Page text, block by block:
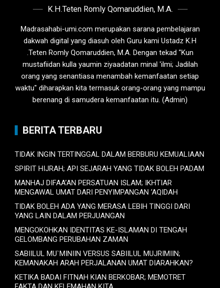
K.H.Teten Romly Qomaruddien, M.A.
Madrasahabi-umi.com merupakan sarana pembelajaran
dakwah digital yang diasuh oleh Guru kami Ustadz K.H
.Teten Romly Qomaruddien, M.A. Dengan tekad "Kun
mustafiidan kulla yaumin ziyaadatan minal 'ilmi; Jadilah
orang yang senantiasa menambah kemanfaatan setiap
waktu" diharapkan kita termasuk orang-orang yang mampu
berenang di samudera kemanfaatan itu. (Admin)
BERITA TERBARU
TIDAK INGIN TERTINGGAL DALAM BERBURU KEMUALIAAN
SPIRIT HIJRAH; API SEJARAH YANG TIDAK BOLEH PADAM
MANHAJ DIFAA’AN PERSATUAN ISLAM; IKHTIAR
MENGAWAL UMAT DARI PENYIMPANGAN ‘AQIDAH
TIDAK BOLEH ADA YANG MERASA LEBIH TINGGI DARI
YANG LAIN DALAM PERJUANGAN
MENGOKOHKAN IDENTITAS KE-ISLAMAN DI TENGAH
GELOMBANG PERUBAHAN ZAMAN
SABIILUL MU`MINIIN VERSUS SABIILUL MUJRIMIIN;
KEMANAKAH ARAH PERJALANAN UMAT DIARAHKAN?
KETIKA BADAI FITNAH KIAN BERKOBAR; MEMOTRET